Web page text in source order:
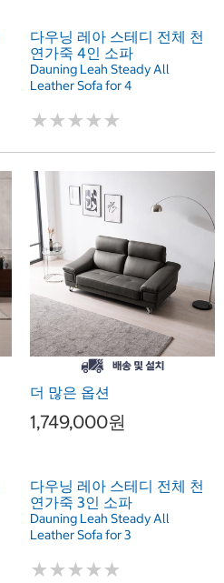
다우닝 레아 스테디 전체 천
연가죽 4인 소파
Dauning Leah Steady All
Leather Sofa for 4
★★★★★
★★★★★
더 많은 옵션
1,749,000원
다우닝 레아 스테디 전체 천
연가죽 3인 소파
Dauning Leah Steady All
Leather Sofa for 3
★★★★★
★★★★★